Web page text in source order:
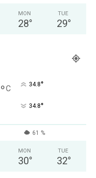
MON
28°
TUE
29°
°C 34.8°
34.8°
61 %
MON
30°
TUE
32°